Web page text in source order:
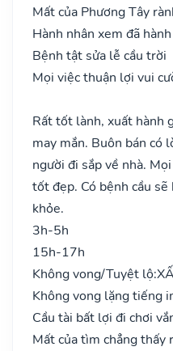
Mất của Phương Tây
Hành nhân xem đã
Bệnh tật sửa lễ cầu trời
Mọi việc thuận lợi vui
Rất tốt lành, xuất hành
may mắn. Buôn bán có
người đi sắp về nhà.
tốt đẹp. Có bệnh cầu
khỏe.
3h-5h
15h-17h
Không vong/Tuyệt lộ:
Không vong lặng tiếng
Cầu tài bất lợi đi chơi
Mất của tìm chẳng thấy